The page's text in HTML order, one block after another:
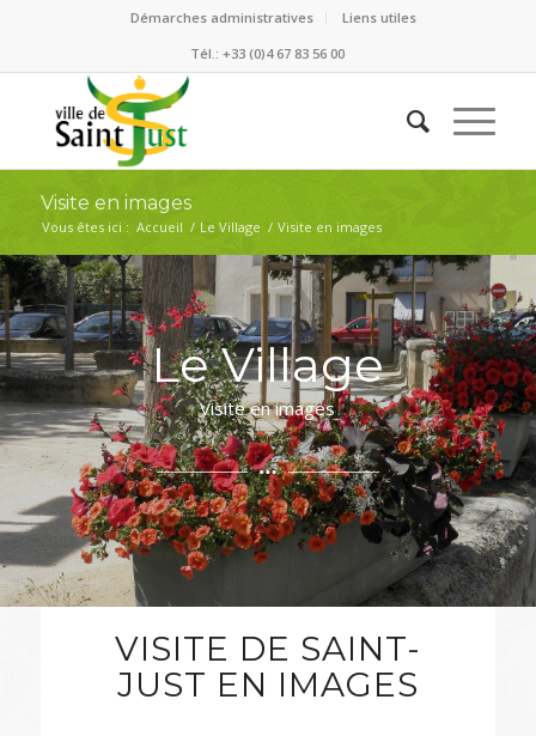
Démarches administratives
Liens utiles
Tél.: +33 (0)4 67 83 56 00
Visite en images
Vous êtes ici : Accueil / Le Village / Visite en images
Le Village
Visite en images
VISITE DE SAINT-
JUST EN IMAGES